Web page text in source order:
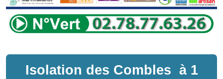
Isolation des Combles à 1